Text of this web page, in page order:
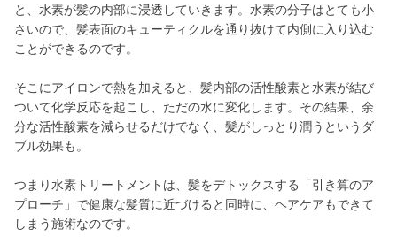
と、水素が髪の内部に浸透していきます。水素の分子はとても小
さいので、髪表面のキューティクルを通り抜けて内側に入り込む
ことができるのです。
そこにアイロンで熱を加えると、髪内部の活性酸素と水素が結び
ついて化学反応を起こし、ただの水に変化します。その結果、余
分な活性酸素を減らせるだけでなく、髪がしっとり潤うというダ
ブル効果も。
つまり水素トリートメントは、髪をデトックスする「引き算のア
プローチ」で健康な髪質に近づけると同時に、ヘアケアもできて
しまう施術なのです。